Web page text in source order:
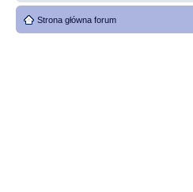
Strona główna forum